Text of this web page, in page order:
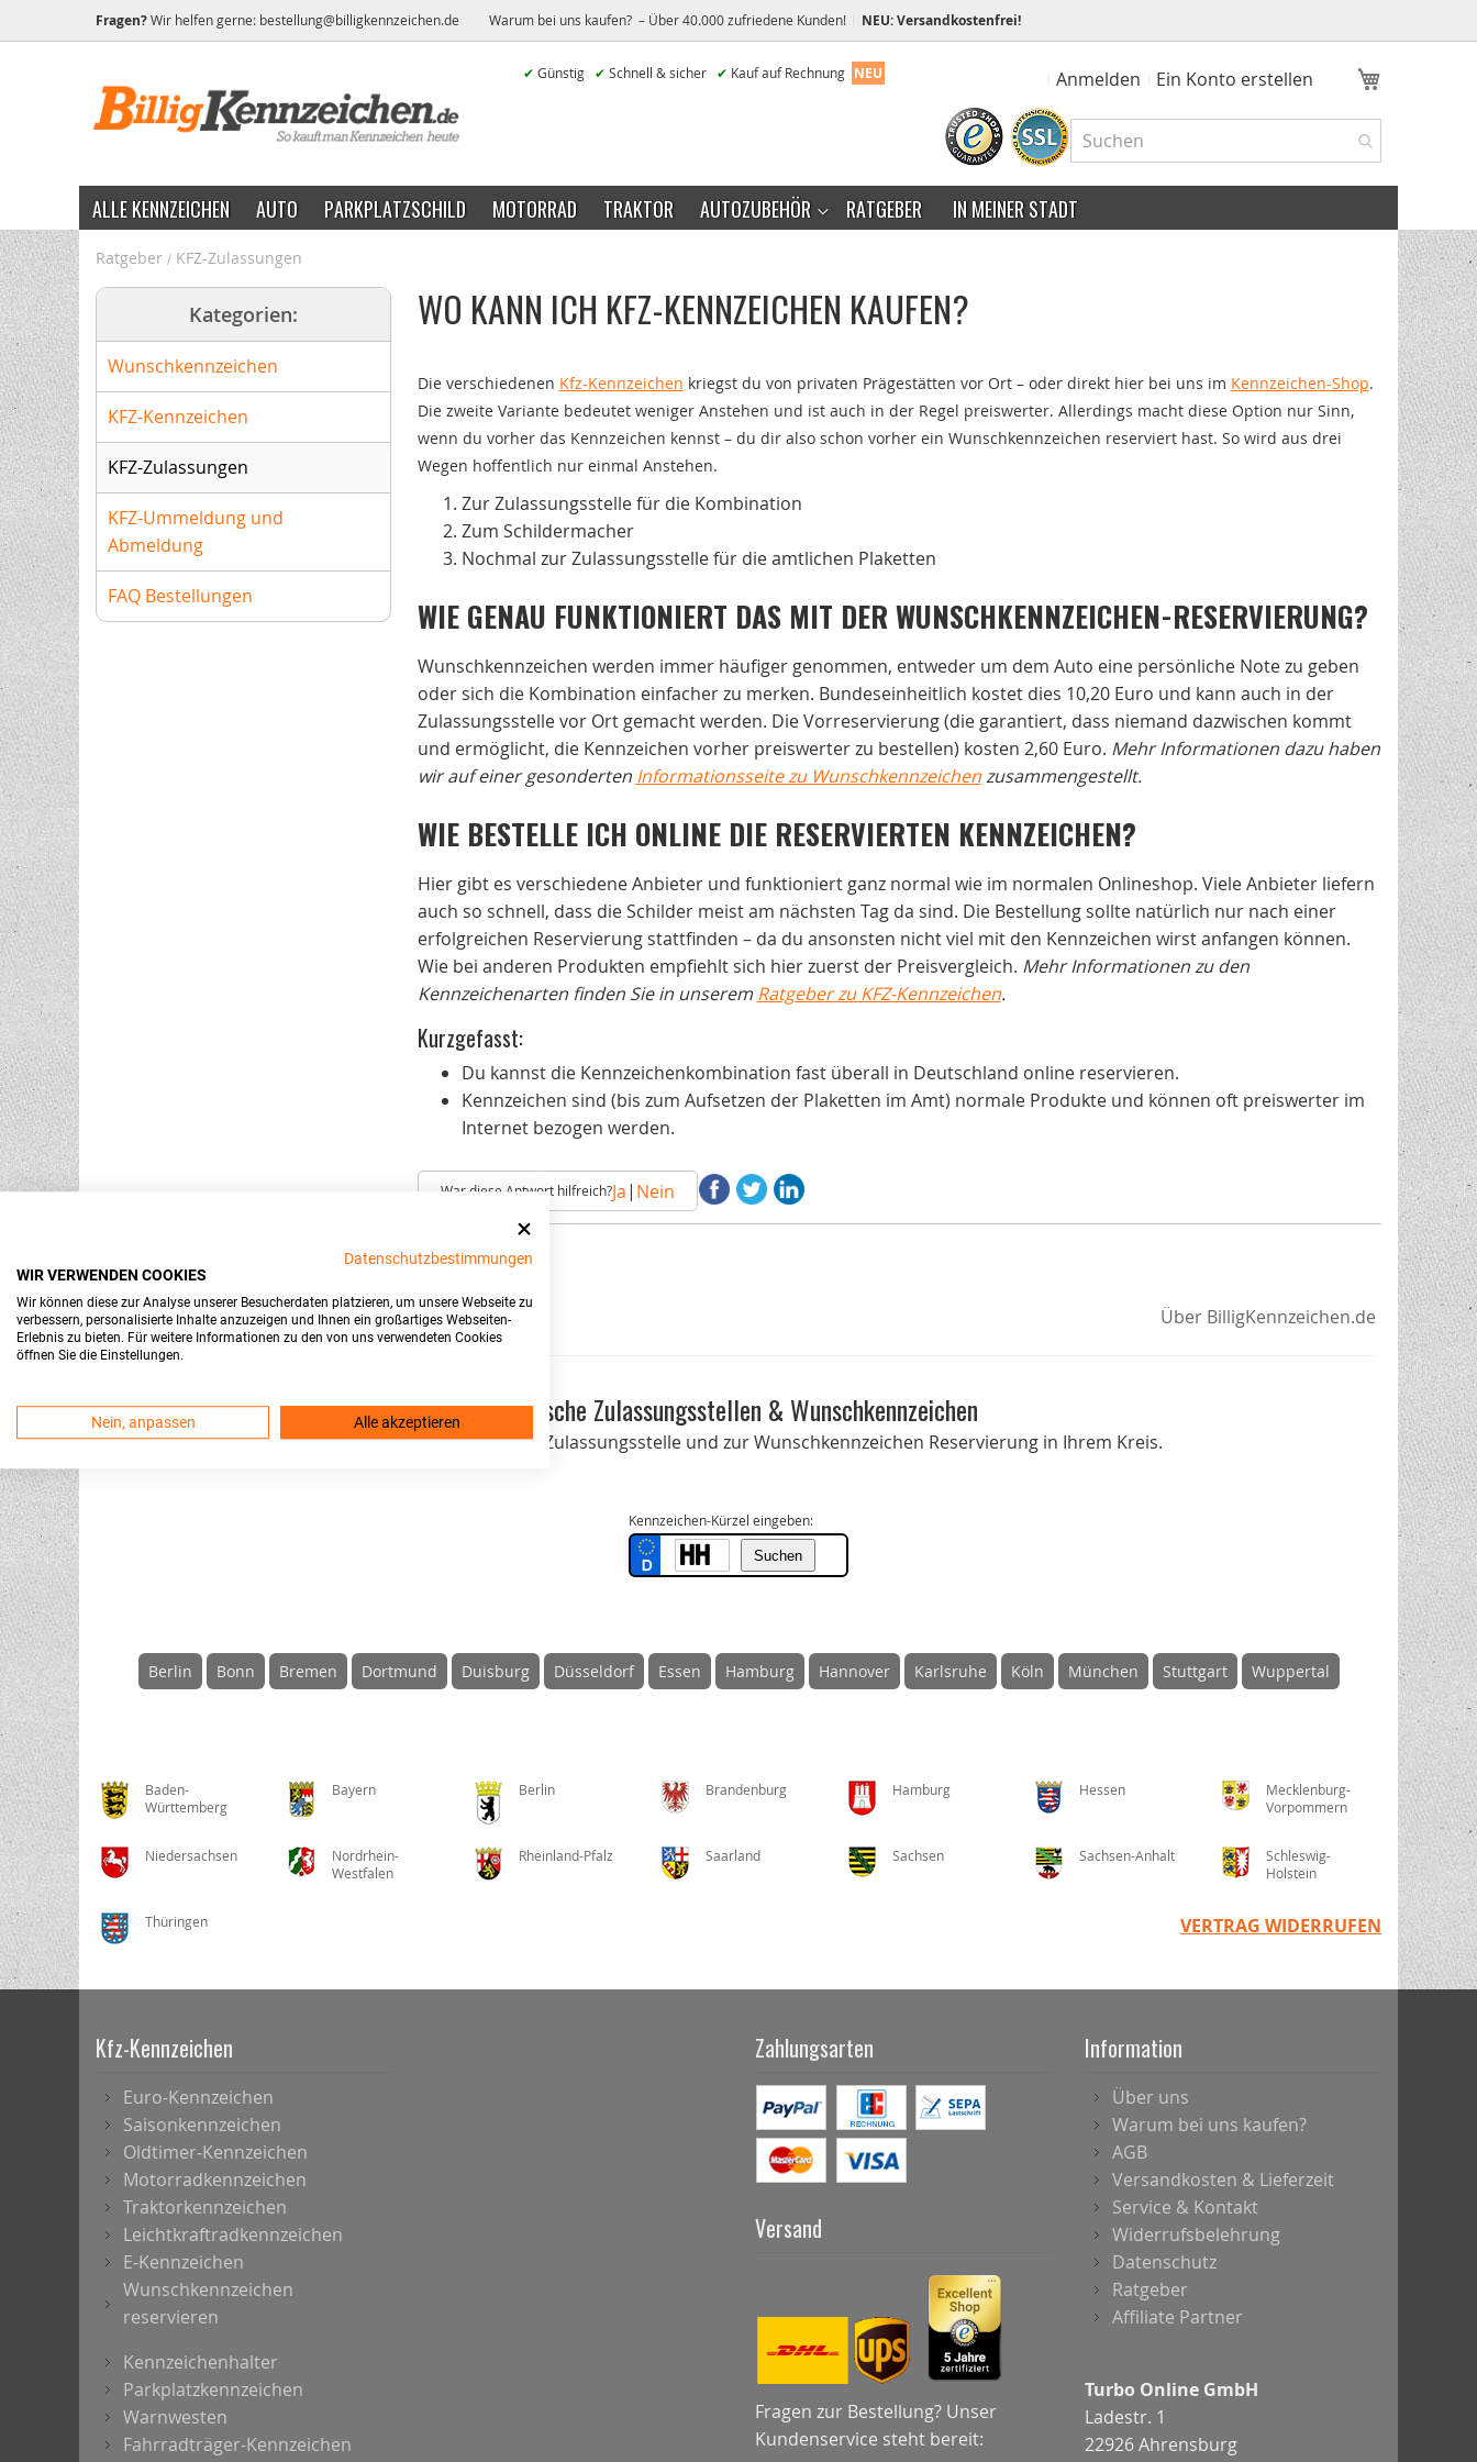
Fragen?Wir helfen gerne: bestellung@billigkennzeichen.de Warum bei uns kaufen? – Über 40.000 zufriedene Kunden! NEU: Versandkostenfrei!
✔ Günstig ✔ Schnell & sicher ✔ Kauf auf Rechnung NEU Anmelden Ein Konto erstellen
ALLE KENNZEICHEN AUTO PARKPLATZSCHILD MOTORRAD TRAKTOR AUTOZUBEHÖR RATGEBER IN MEINER STADT
Ratgeber KFZ-Zulassungen
WO KANN ICH KFZ-KENNZEICHEN KAUFEN?
Die verschiedenen Kfz-Kennzeichen kriegst du von privaten Prägestätten vor Ort – oder direkt hier bei uns im Kennzeichen-Shop.
Die zweite Variante bedeutet weniger Anstehen und ist auch in der Regel preiswerter. Allerdings macht diese Option nur Sinn,
wenn du vorher das Kennzeichen kennst – du dir also schon vorher ein Wunschkennzeichen reserviert hast. So wird aus drei
Wegen hoffentlich nur einmal Anstehen.
Zur Zulassungsstelle für die Kombination
Zum Schildermacher
Nochmal zur Zulassungsstelle für die amtlichen Plaketten
WIE GENAU FUNKTIONIERT DAS MIT DER WUNSCHKENNZEICHEN-RESERVIERUNG?
Wunschkennzeichen werden immer häufiger genommen, entweder um dem Auto eine persönliche Note zu geben
oder sich die Kombination einfacher zu merken. Bundeseinheitlich kostet dies 10,20 Euro und kann auch in der
Zulassungsstelle vor Ort gemacht werden. Die Vorreservierung (die garantiert, dass niemand dazwischen kommt
und ermöglicht, die Kennzeichen vorher preiswerter zu bestellen) kosten 2,60 Euro. Mehr Informationen dazu haben
wir auf einer gesonderten Informationsseite zu Wunschkennzeichenzusammengestellt.
WIE BESTELLE ICH ONLINE DIE RESERVIERTEN KENNZEICHEN?
Hier gibt es verschiedene Anbieter und funktioniert ganz normal wie im normalen Onlineshop. Viele Anbieter liefern
auch so schnell, dass die Schilder meist am nächsten Tag da sind. Die Bestellung sollte natürlich nur nach einer
erfolgreichen Reservierung stattfinden – da du ansonsten nicht viel mit den Kennzeichen wirst anfangen können.
Wie bei anderen Produkten empfiehlt sich hier zuerst der Preisvergleich. Mehr Informationen zu den
Kennzeichenarten finden Sie in unserem Ratgeber zu KFZ-Kennzeichen.
Kurzgefasst:
Du kannst die Kennzeichenkombination fast überall in Deutschland online reservieren.
Kennzeichen sind (bis zum Aufsetzen der Plaketten im Amt) normale Produkte und können oft preiswerter im
Internet bezogen werden.
War diese Antwort hilfreich?Ja| Nein
Kategorien:
Wunschkennzeichen
KFZ-Kennzeichen
KFZ-Zulassungen
KFZ-Ummeldung und
Abmeldung
FAQ Bestellungen
Alle Preise inkls. MwSt und Versand Über BilligKennzeichen.de
Deutsche Zulassungsstellen & Wunschkennzeichen
Offizielle Informationen zur Zulassungsstelle und zur Wunschkennzeichen Reservierung in Ihrem Kreis.
Kennzeichen-Kürzel eingeben:
Berlin Bonn Bremen Dortmund Duisburg Düsseldorf Essen Hamburg Hannover Karlsruhe Köln München Stuttgart Wuppertal
Baden-
Württemberg
Bayern Berlin Brandenburg Hamburg Hessen
Mecklenburg-
Vorpommern
Niedersachsen
Nordrhein-
Westfalen
Rheinland-Pfalz Saarland Sachsen Sachsen-Anhalt
Schleswig-
Holstein
Thüringen VERTRAG WIDERRUFEN
Kfz-Kennzeichen
Euro-Kennzeichen
Saisonkennzeichen
Oldtimer-Kennzeichen
Motorradkennzeichen
Traktorkennzeichen
Leichtkraftradkennzeichen
E-Kennzeichen
Wunschkennzeichen
reservieren
Kennzeichenhalter
Parkplatzkennzeichen
Warnwesten
Fahrradträger-Kennzeichen
Zahlungsarten
Versand
Fragen zur Bestellung? Unser
Kundenservice steht bereit:
Information
Über uns
Warum bei uns kaufen?
AGB
Versandkosten & Lieferzeit
Service & Kontakt
Widerrufsbelehrung
Datenschutz
Ratgeber
Affiliate Partner
Turbo Online GmbH
Ladestr. 1
22926 Ahrensburg
Datenschutzbestimmungen
WIR VERWENDEN COOKIES
Wir können diese zur Analyse unserer Besucherdaten platzieren, um unsere Webseite zu
verbessern, personalisierte Inhalte anzuzeigen und Ihnen ein großartiges Webseiten-
Erlebnis zu bieten. Für weitere Informationen zu den von uns verwendeten Cookies
öffnen Sie die Einstellungen.
Nein, anpassen Alle akzeptieren